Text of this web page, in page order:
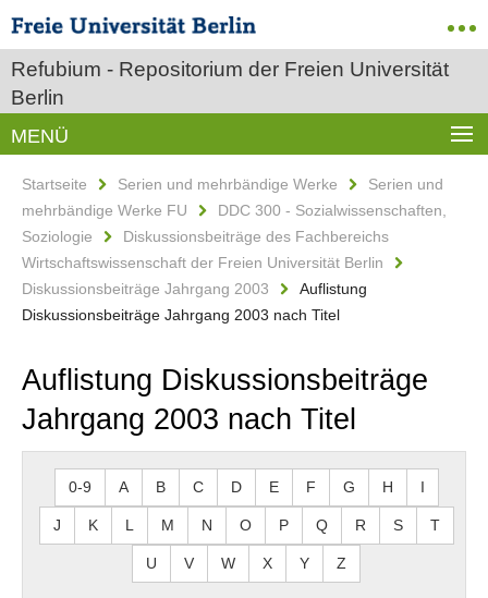
Refubium - Repositorium der Freien Universität
Berlin
MENÜ
Startseite Serien und mehrbändige Werke
Serien und
mehrbändige Werke FU
DDC 300 - Sozialwissenschaften,
Soziologie
Diskussionsbeiträge des Fachbereichs
Wirtschaftswissenschaft der Freien Universität Berlin
Diskussionsbeiträge Jahrgang 2003
Auflistung
Diskussionsbeiträge Jahrgang 2003 nach Titel
Auflistung Diskussionsbeiträge
Jahrgang 2003 nach Titel
0-9 A B C D E F G H I
J K L M N O P Q R S T
U V W X Y Z